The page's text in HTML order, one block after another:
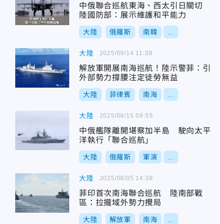
中俄聯合巡航東海、西太引日關切
陸國防部：展示維護和平能力
大陸 俄羅斯 南韓
大陸
解放軍開展南海巡航！陸示警菲：引
外部勢力撐腰注定徒勞無益
大陸 菲律賓 南海
2025/09/14 11:38
大陸
中俄艦隊離開堪察加半島 駛向太平
洋執行「聯合巡航」
大陸 俄羅斯 軍演
2025/08/15 09:55
大陸
菲印首次南海聯合巡航 陸南部戰
區：拉攏域外勢力攪局
大陸 解放軍 南海
2025/08/05 14:38